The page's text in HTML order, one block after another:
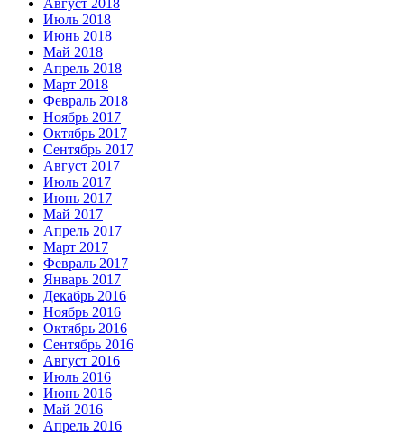
Август 2018
Июль 2018
Июнь 2018
Май 2018
Апрель 2018
Март 2018
Февраль 2018
Ноябрь 2017
Октябрь 2017
Сентябрь 2017
Август 2017
Июль 2017
Июнь 2017
Май 2017
Апрель 2017
Март 2017
Февраль 2017
Январь 2017
Декабрь 2016
Ноябрь 2016
Октябрь 2016
Сентябрь 2016
Август 2016
Июль 2016
Июнь 2016
Май 2016
Апрель 2016